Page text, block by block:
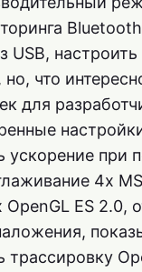
USB,
что
для
ускорение при
4x
ES 2.0,